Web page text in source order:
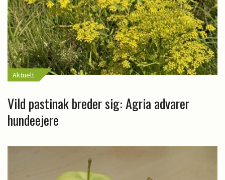
Aktuelt
Vild pastinak breder sig: Agria advarer
hundeejere